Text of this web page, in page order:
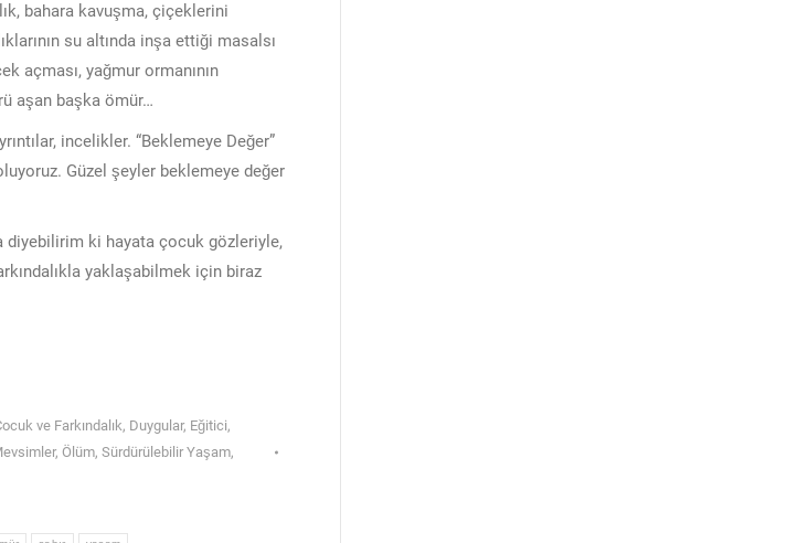
bahara kavuşma, çiçeklerini
su altında inşa ettiği masalsı
açması, yağmur ormanının
aşan başka ömür…
incelikler. “Beklemeye Değer”
Güzel şeyler beklemeye değer
diyebilirim ki hayata çocuk gözleriyle,
yaklaşabilmek için biraz
ve Farkındalık, Duygular, Eğitici,
, Ölüm, Sürdürülebilir Yaşam,